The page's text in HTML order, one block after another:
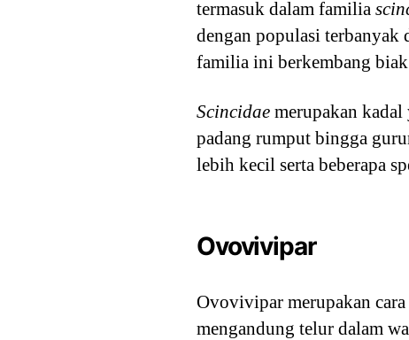
termasuk dalam familia
dengan populasi terbanyak
familia ini berkembang
Scincidae merupakan
padang rumput bingga
lebih kecil serta beberapa
Ovovivipar
Ovovivipar merupakan
mengandung telur dalam